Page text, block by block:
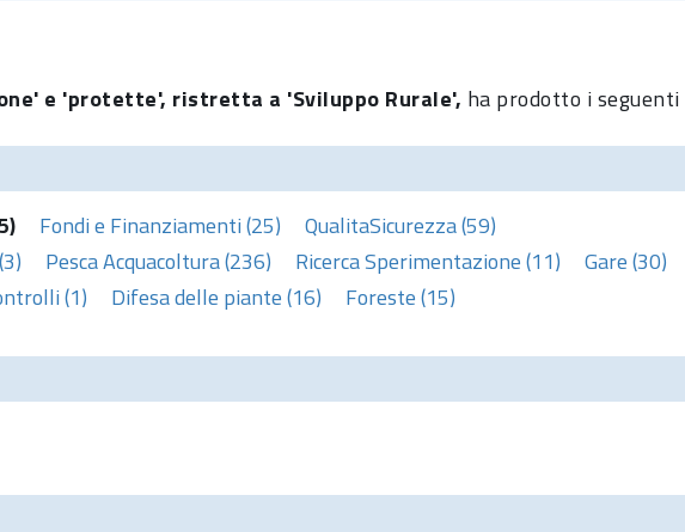
e 'protette', ristretta a 'Sviluppo Rurale', ha prodotto i
Fondi e Finanziamenti (25)
QualitaSicurezza (59)
Pesca Acquacoltura (236) Ricerca Sperimentazione (11) Gare (30)
(1) Difesa delle piante (16) Foreste (15)